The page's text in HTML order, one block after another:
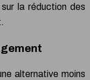
la réduction des
alternative moins